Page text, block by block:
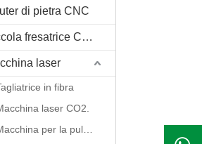
di pietra CNC
Piccola fresatrice CNC
laser
in fibra
laser CO2.